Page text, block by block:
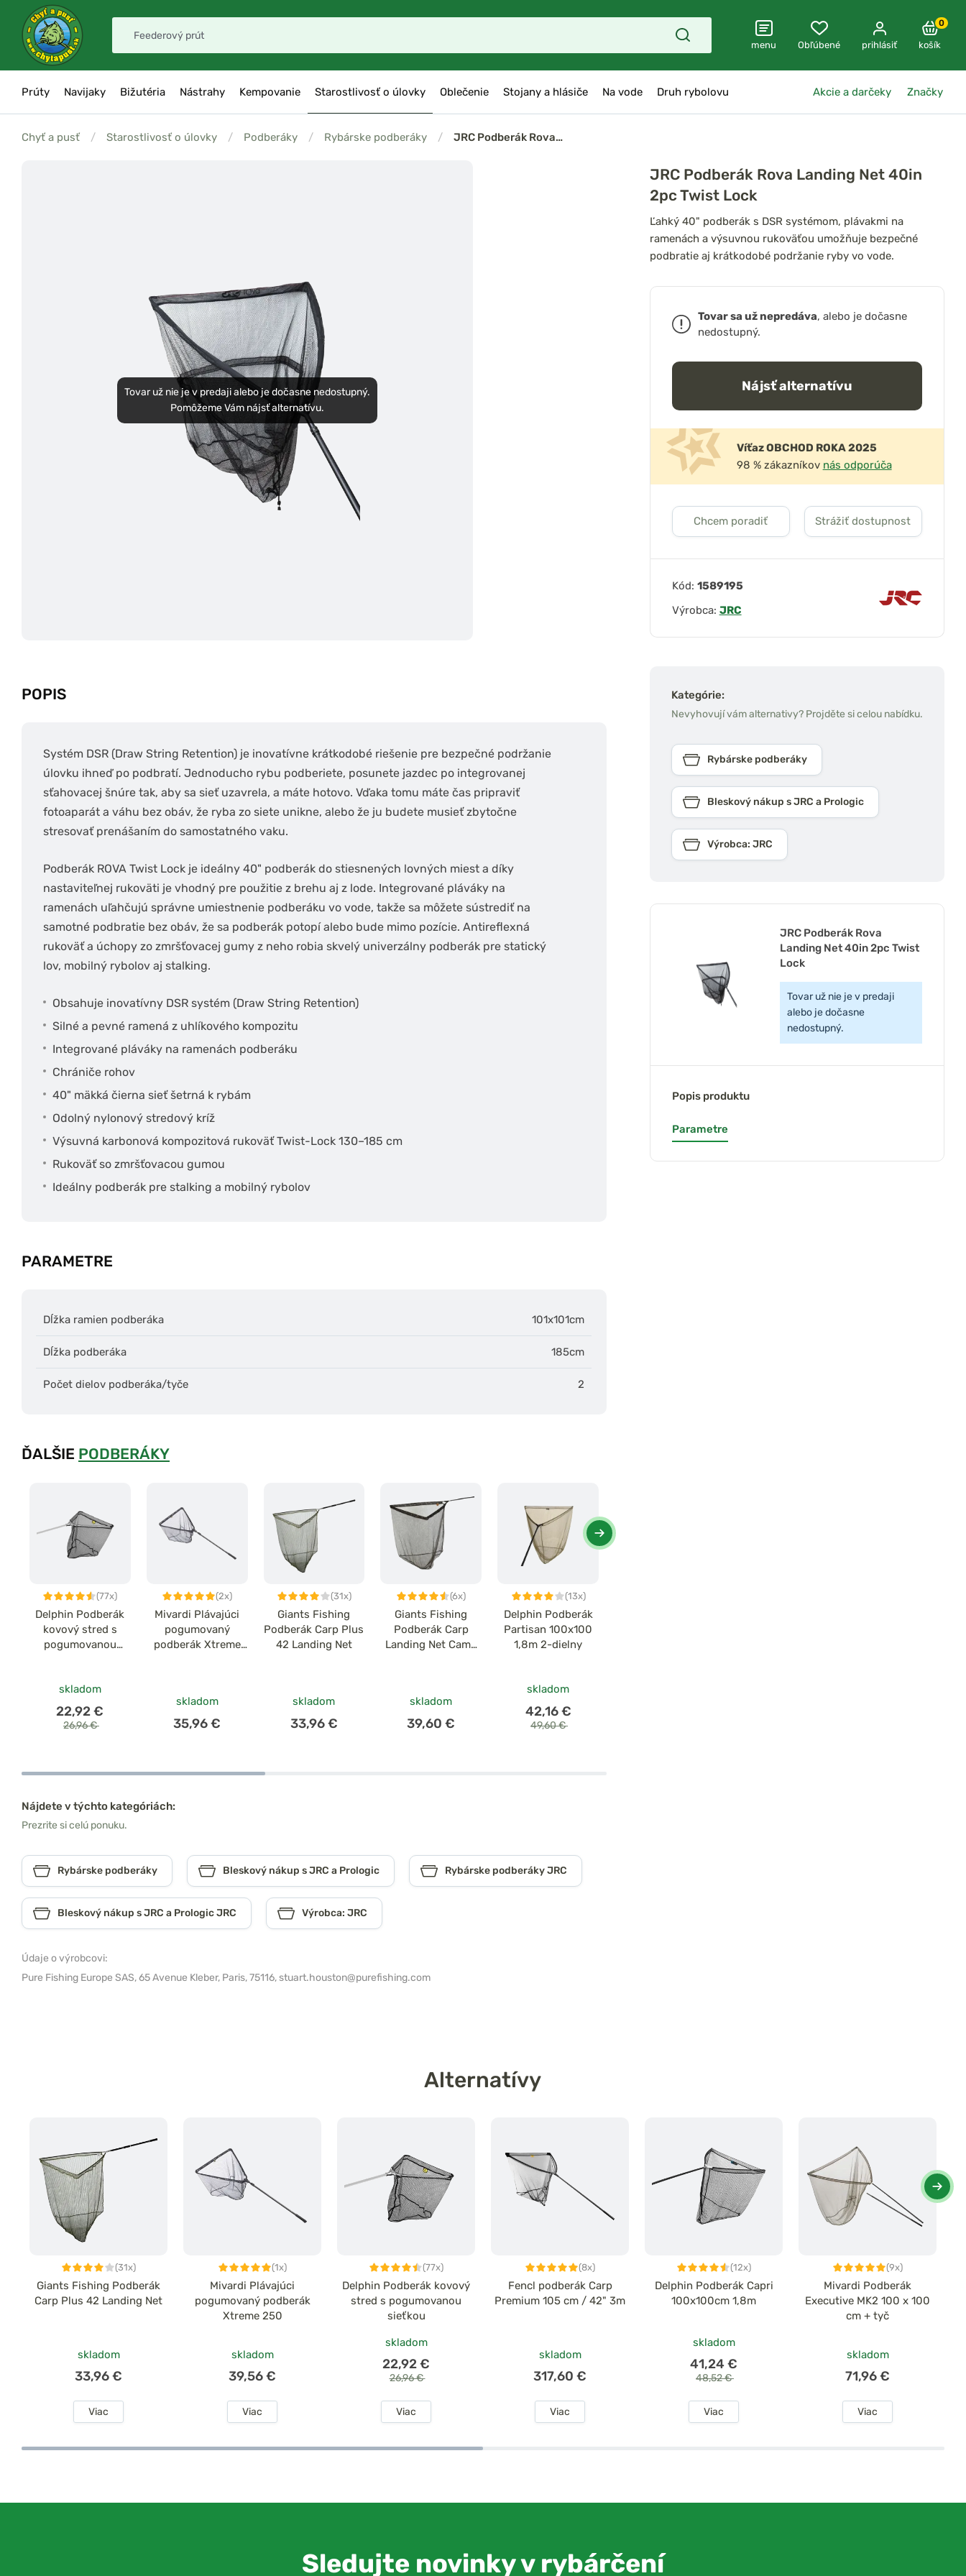
menu Obľúbené prihlásiť
0
košík
Prúty Navijaky Bižutéria Nástrahy Kempovanie Starostlivosť o úlovky Oblečenie Stojany a hlásiče Na vode Druh rybolovu Akcie a darčeky Značky
Chyť a pusť / Starostlivosť o úlovky / Podberáky / Rybárske podberáky / JRC Podberák Rova…
Tovar už nie je v predaji alebo je dočasne nedostupný.
Pomôžeme Vám nájsť alternatívu.
POPIS
Systém DSR (Draw String Retention) je inovatívne krátkodobé riešenie pre bezpečné podržanie
úlovku ihneď po podbratí. Jednoducho rybu podberiete, posunete jazdec po integrovanej
sťahovacej šnúre tak, aby sa sieť uzavrela, a máte hotovo. Vďaka tomu máte čas pripraviť
fotoaparát a váhu bez obáv, že ryba zo siete unikne, alebo že ju budete musieť zbytočne
stresovať prenášaním do samostatného vaku.
Podberák ROVA Twist Lock je ideálny 40" podberák do stiesnených lovných miest a díky
nastaviteľnej rukoväti je vhodný pre použitie z brehu aj z lode. Integrované pláváky na
ramenách uľahčujú správne umiestnenie podberáku vo vode, takže sa môžete sústrediť na
samotné podbratie bez obáv, že sa podberák potopí alebo bude mimo pozície. Antireflexná
rukoväť a úchopy zo zmršťovacej gumy z neho robia skvelý univerzálny podberák pre statický
lov, mobilný rybolov aj stalking.
Obsahuje inovatívny DSR systém (Draw String Retention)
Silné a pevné ramená z uhlíkového kompozitu
Integrované pláváky na ramenách podberáku
Chrániče rohov
40" mäkká čierna sieť šetrná k rybám
Odolný nylonový stredový kríž
Výsuvná karbonová kompozitová rukoväť Twist-Lock 130–185 cm
Rukoväť so zmršťovacou gumou
Ideálny podberák pre stalking a mobilný rybolov
PARAMETRE
Dĺžka ramien podberáka 101x101cm
Dĺžka podberáka 185cm
Počet dielov podberáka/tyče 2
ĎALŠIE PODBERÁKY
(77x)
Delphin Podberák
kovový stred s
pogumovanou
skladom
22,92 €
26,96 €
(2x)
Mivardi Plávajúci
pogumovaný
podberák Xtreme
skladom
35,96 €
(31x)
Giants Fishing
Podberák Carp Plus
42 Landing Net
skladom
33,96 €
(6x)
Giants Fishing
Podberák Carp
Landing Net Camo
skladom
39,60 €
(13x)
Delphin Podberák
Partisan 100x100
1,8m 2-dielny
skladom
42,16 €
49,60 €
Nájdete v týchto kategóriách:
Prezrite si celú ponuku.
Rybárske podberáky Bleskový nákup s JRC a Prologic Rybárske podberáky JRC
Bleskový nákup s JRC a Prologic JRC Výrobca: JRC
Údaje o výrobcovi:
Pure Fishing Europe SAS,65 Avenue Kleber, Paris, 75116,stuart.houston@purefishing.com
Alternatívy
(31x)
Giants Fishing Podberák
Carp Plus 42 Landing Net
skladom
33,96 €
Viac
(1x)
Mivardi Plávajúci
pogumovaný podberák
Xtreme 250
skladom
39,56 €
Viac
(77x)
Delphin Podberák kovový
stred s pogumovanou
sieťkou
skladom
22,92 €
26,96 €
Viac
(8x)
Fencl podberák Carp
Premium 105 cm / 42" 3m
skladom
317,60 €
Viac
(12x)
Delphin Podberák Capri
100x100cm 1,8m
skladom
41,24 €
48,52 €
Viac
(9x)
Mivardi Podberák
Executive MK2 100 x 100
cm + tyč
skladom
71,96 €
Viac
JRC Podberák Rova Landing Net 40in
2pc Twist Lock
Ľahký 40" podberák s DSR systémom, plávakmi na
ramenách a výsuvnou rukoväťou umožňuje bezpečné
podbratie aj krátkodobé podržanie ryby vo vode.
Tovar sa už nepredáva, alebo je dočasne
nedostupný.
Nájsť alternatívu
Víťaz OBCHOD ROKA 2025
98 % zákazníkov nás odporúča
Chcem poradiť Strážiť dostupnost
Kód: 1589195
Výrobca: JRC
Kategórie:
Nevyhovují vám alternativy? Projděte si celou nabídku.
Rybárske podberáky
Bleskový nákup s JRC a Prologic
Výrobca: JRC
JRC Podberák Rova
Landing Net 40in 2pc Twist
Lock
Tovar už nie je v predaji
alebo je dočasne
nedostupný.
Popis produktu
Parametre
Sledujte novinky v rybárčení